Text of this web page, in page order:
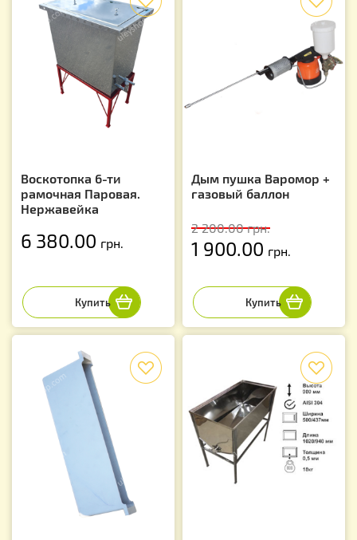
Воскотопка 6-ти
рамочная Паровая.
Нержавейка
6 380.00 грн.
Дым пушка Варомор +
газовый баллон
2 200.00грн.
1 900.00 грн.